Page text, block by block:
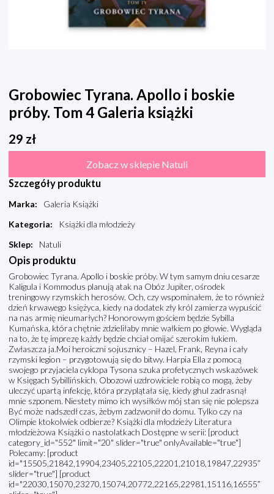
Grobowiec Tyrana. Apollo i boskie
próby. Tom 4 Galeria książki
29 zł
Zobacz w sklepie Natuli
Szczegóły produktu
Marka:
Galeria Książki
Kategoria:
Książki dla młodzieży
Sklep: Natuli
Opis produktu
Grobowiec Tyrana. Apollo i boskie próby. W tym samym dniu cesarze
Kaligula i Kommodus planują atak na Obóz Jupiter, ośrodek
treningowy rzymskich herosów. Och, czy wspominałem, że to również
dzień krwawego księżyca, kiedy na dodatek zły król zamierza wypuścić
na nas armię nieumarłych? Honorowym gościem będzie Sybilla
Kumańska, która chętnie zdzieliłaby mnie wałkiem po głowie. Wygląda
na to, że tę imprezę każdy będzie chciał omijać szerokim łukiem.
Zwłaszcza ja.Moi heroiczni sojusznicy – Hazel, Frank, Reyna i cały
rzymski legion – przygotowują się do bitwy. Harpia Ella z pomocą
swojego przyjaciela cyklopa Tysona szuka profetycznych wskazówek
w Księgach Sybillińskich. Obozowi uzdrowiciele robią co mogą, żeby
uleczyć upartą infekcję, która przyplątała się, kiedy ghul zadrasnął
mnie szponem. Niestety mimo ich wysiłków mój stan się nie polepsza
Być może nadszedł czas, żebym zadzwonił do domu. Tylko czy na
Olimpie ktokolwiek odbierze? Książki dla młodzieży Literatura
młodzieżowa Książki o nastolatkach Dostępne w serii: [product
category_id="552" limit="20" slider="true" onlyAvailable="true"]
Polecamy: [product
id="15505,21842,19904,23405,22105,22201,21018,19847,22935”
slider="true"] [product
id="22030,15070,23270,15074,20772,22165,22981,15116,16555”